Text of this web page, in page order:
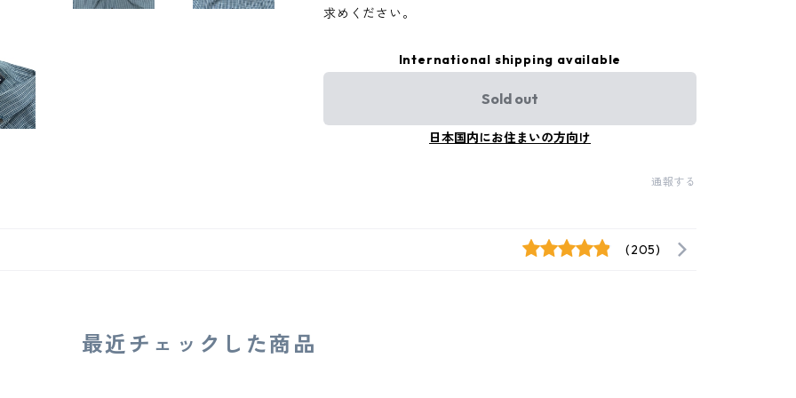
求めください。
International shipping available
Sold out
日本国内にお住まいの方向け
通報する
(205)
最近チェックした商品